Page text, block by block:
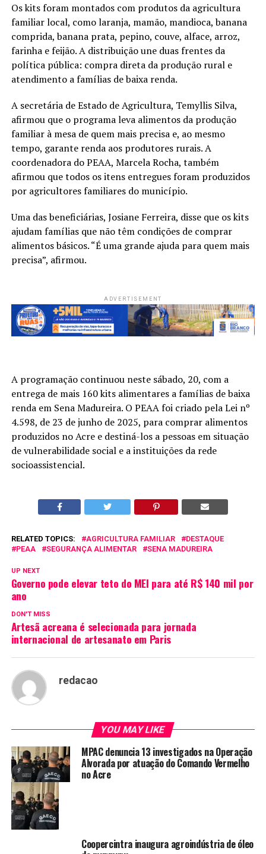
Os kits foram montados com produtos da agricultura
familiar local, como laranja, mamão, mandioca, banana
comprida, banana prata, pepino, couve, alface, arroz,
farinha e feijão. A distribuição une duas frentes da
política pública: compra direta da produção rural e
atendimento a famílias de baixa renda.
A secretária de Estado de Agricultura, Temyllis Silva,
afirmou que o programa leva alimentos da produção
familiar à mesa de quem mais precisa e, ao mesmo
tempo, garante renda aos produtores rurais. A
coordenadora do PEAA, Marcela Rocha, também
afirmou que todos os itens entregues foram produzidos
por agricultores familiares do município.
Uma das beneficiárias, Josiane Ferreira, disse que os kits
ajudam famílias que não têm condições de comprar
alimentos básicos. “É uma grande ajuda para quem mais
precisa”, afirmou.
ADVERTISEMENT
A programação continuou neste sábado, 20, com a
entrega de mais 160 kits alimentares a famílias de baixa
renda em Sena Madureira. O PEAA foi criado pela Lei nº
4.598, de 23 de junho de 2025, para comprar alimentos
produzidos no Acre e destiná-los a pessoas em situação
de vulnerabilidade social e a instituições da rede
socioassistencial.
RELATED TOPICS: AGRICULTURA FAMILIAR
DESTAQUE
PEAA
SEGURANÇA ALIMENTAR SENA MADUREIRA
UP NEXT
Governo pode elevar teto do MEI para até R$ 140 mil por
ano
DON'T MISS
Artesã acreana é selecionada para jornada
internacional de artesanato em Paris
redacao
YOU MAY LIKE
MPAC denuncia 13 investigados na Operação
Alvorada por atuação do Comando Vermelho
no Acre
Coopercintra inaugura agroindústria de óleo